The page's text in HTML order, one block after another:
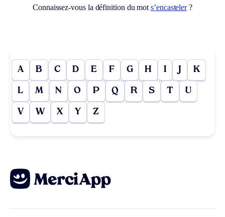
Connaissez-vous la définition du mots’encasteler?
A B C D E F G H I J K
L M N O P Q R S T U
V W X Y Z